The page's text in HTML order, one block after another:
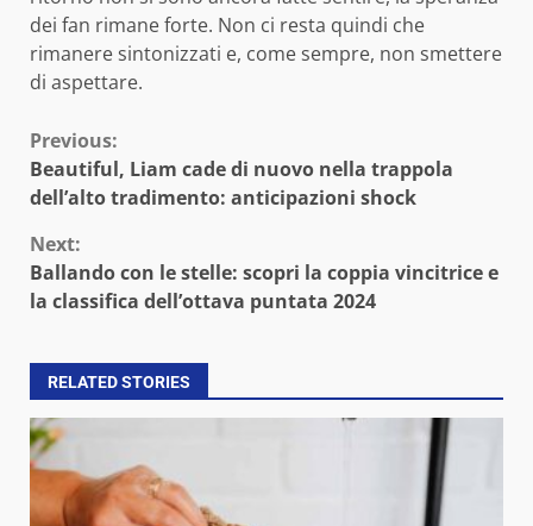
dei fan rimane forte. Non ci resta quindi che
rimanere sintonizzati e, come sempre, non smettere
di aspettare.
Continue
Reading
Previous:
Beautiful, Liam cade di nuovo nella trappola
dell’alto tradimento: anticipazioni shock
Next:
Ballando con le stelle: scopri la coppia vincitrice e
la classifica dell’ottava puntata 2024
RELATED STORIES